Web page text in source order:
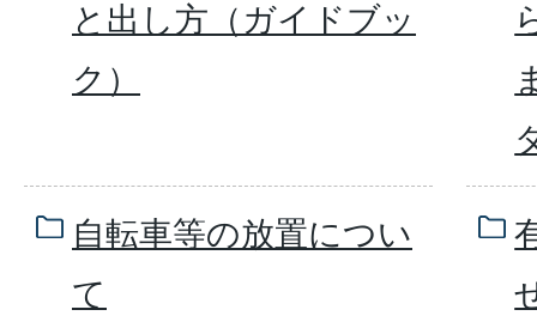
と出し方（ガイドブッ
ク）
自転車等の放置につい
て